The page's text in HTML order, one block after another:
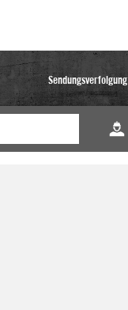
Sendungsverfolgung